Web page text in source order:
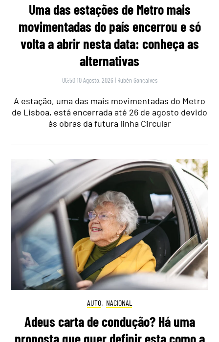
Uma das estações de Metro mais
movimentadas do país encerrou e só
volta a abrir nesta data: conheça as
alternativas
06:50 10 Agosto, 2026 | Rubén Gonçalves
A estação, uma das mais movimentadas do Metro
de Lisboa, está encerrada até 26 de agosto devido
às obras da futura linha Circular
AUTO, NACIONAL
Adeus carta de condução? Há uma